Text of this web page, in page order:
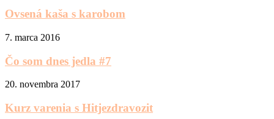
Ovsená kaša s karobom
7. marca 2016
Čo som dnes jedla #7
20. novembra 2017
Kurz varenia s Hitjezdravozit